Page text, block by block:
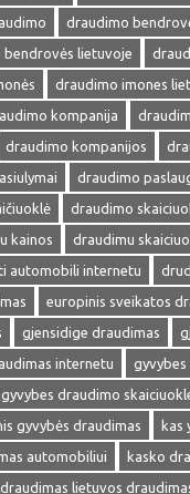
draudimo
bendrovės lietuvoje
draudimo imones
kompanija
draudimo kompanijos
draudimo
draudimo
kainos draudimu
automobili internetu
europinis sveikatos
gjensidige draudimas
internetu
gyvybes
gyvybes draudimo
gyvybės draudimas kas
automobiliui kasko
lietuvos